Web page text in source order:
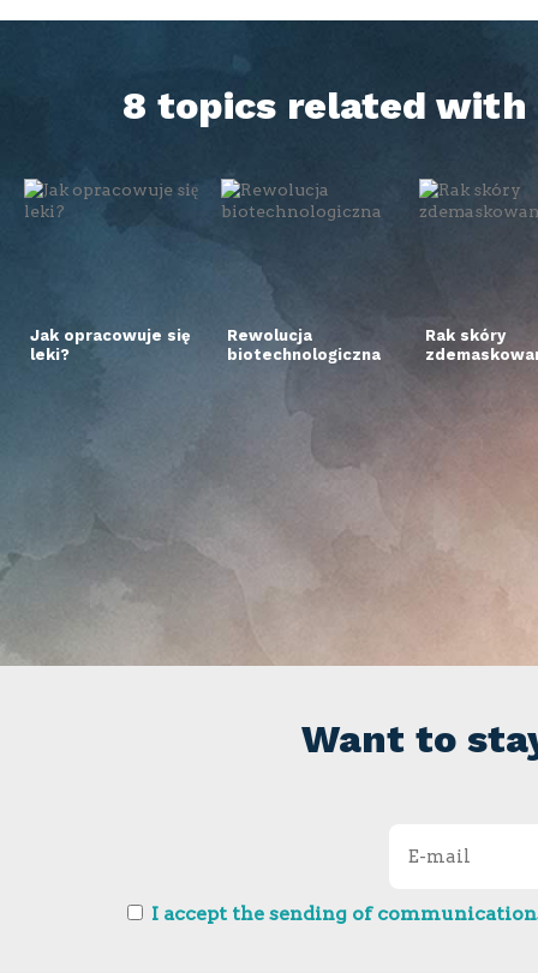
8 topics related with
Jak opracowuje się
leki?
Rewolucja
biotechnologiczna
Rak skóry
Want to
I accept the sending of